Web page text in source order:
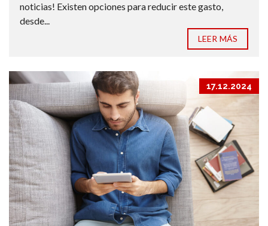
noticias! Existen opciones para reducir este gasto,
desde...
LEER MÁS
17.12.2024